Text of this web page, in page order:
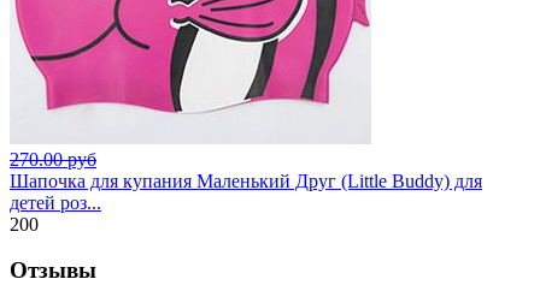
270.00 руб
Шапочка для купания Маленький Друг (Little Buddy) для
детей роз...
200
Отзывы